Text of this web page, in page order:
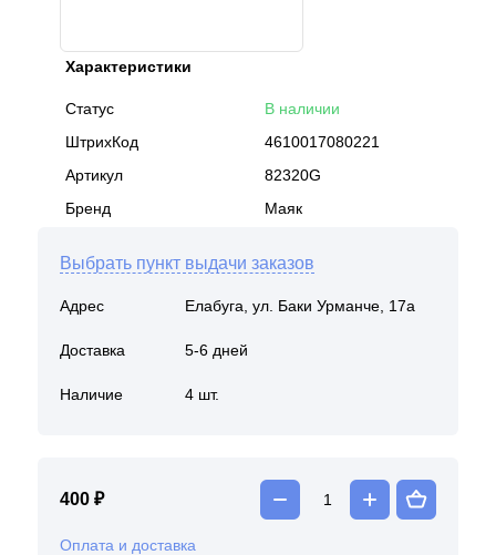
Характеристики
Статус
В наличии
ШтрихКод
4610017080221
Артикул
82320G
Бренд
Маяк
Выбрать пункт выдачи заказов
Адрес Елабуга, ул. Баки Урманче, 17а
Доставка 5-6 дней
Наличие 4 шт.
400 ₽
Оплата и доставка